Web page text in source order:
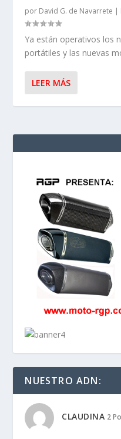
por David G. de Navarrete |
Ya están operativos los
portátiles y las nuevas
LEER MÁS
NUESTRO ADN:
CLAUDINA 2